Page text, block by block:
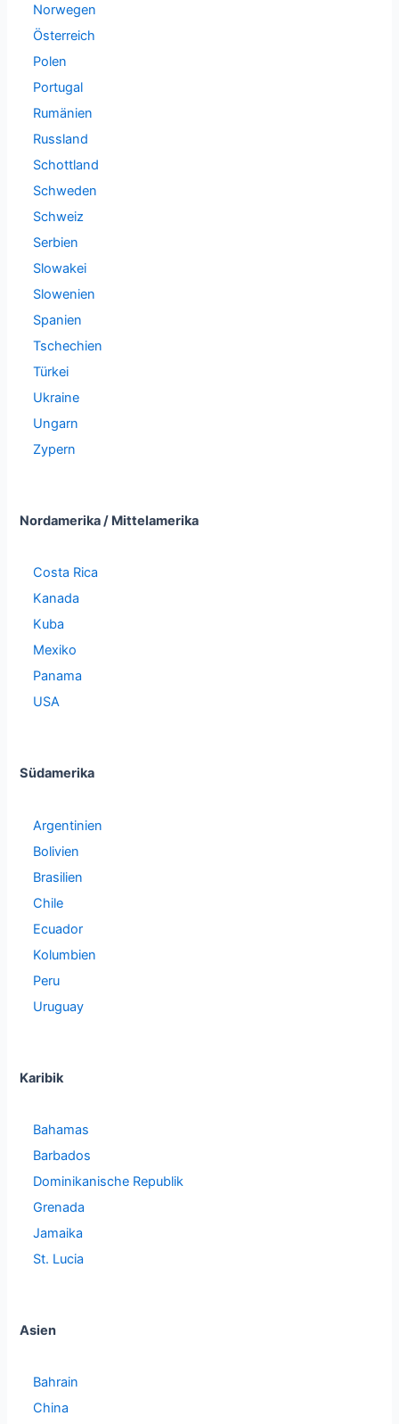
Norwegen
Österreich
Polen
Portugal
Rumänien
Russland
Schottland
Schweden
Schweiz
Serbien
Slowakei
Slowenien
Spanien
Tschechien
Türkei
Ukraine
Ungarn
Zypern
Nordamerika / Mittelamerika
Costa Rica
Kanada
Kuba
Mexiko
Panama
USA
Südamerika
Argentinien
Bolivien
Brasilien
Chile
Ecuador
Kolumbien
Peru
Uruguay
Karibik
Bahamas
Barbados
Dominikanische Republik
Grenada
Jamaika
St. Lucia
Asien
Bahrain
China